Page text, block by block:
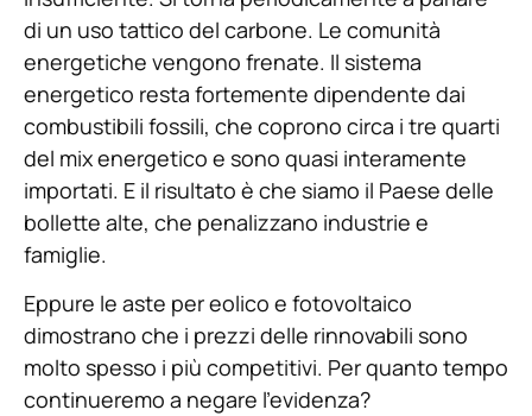
di un uso tattico del carbone. Le comunità
energetiche vengono frenate. Il sistema
energetico resta fortemente dipendente dai
combustibili fossili, che coprono circa i tre quarti
del mix energetico e sono quasi interamente
importati. E il risultato è che siamo il Paese delle
bollette alte, che penalizzano industrie e
famiglie.
Eppure le aste per eolico e fotovoltaico
dimostrano che i prezzi delle rinnovabili sono
molto spesso i più competitivi. Per quanto tempo
continueremo a negare l’evidenza?